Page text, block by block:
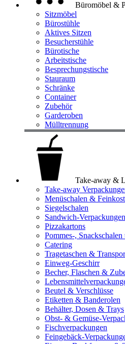
Büromöbel &
Sitzmöbel
Bürostühle
Aktives Sitzen
Besucherstühle
Bürotische
Arbeitstische
Besprechungstische
Stauraum
Schränke
Container
Zubehör
Garderoben
Mülltrennung
Take-away &
Take-away
Menüschalen &
Siegelschalen
Sandwich-Verpackungen
Pizzakartons
Pommes-, Snackschalen
Catering
Tragetaschen &
Einweg-Geschirr
Becher, Flaschen &
Beutel & Verschlüsse
Etiketten & Banderolen
Behälter, Dosen & Trays
Obst- & Gemüse-
Fischverpackungen
Feingebäck-